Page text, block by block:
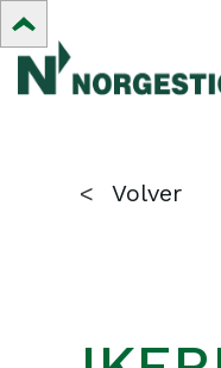
< Volver